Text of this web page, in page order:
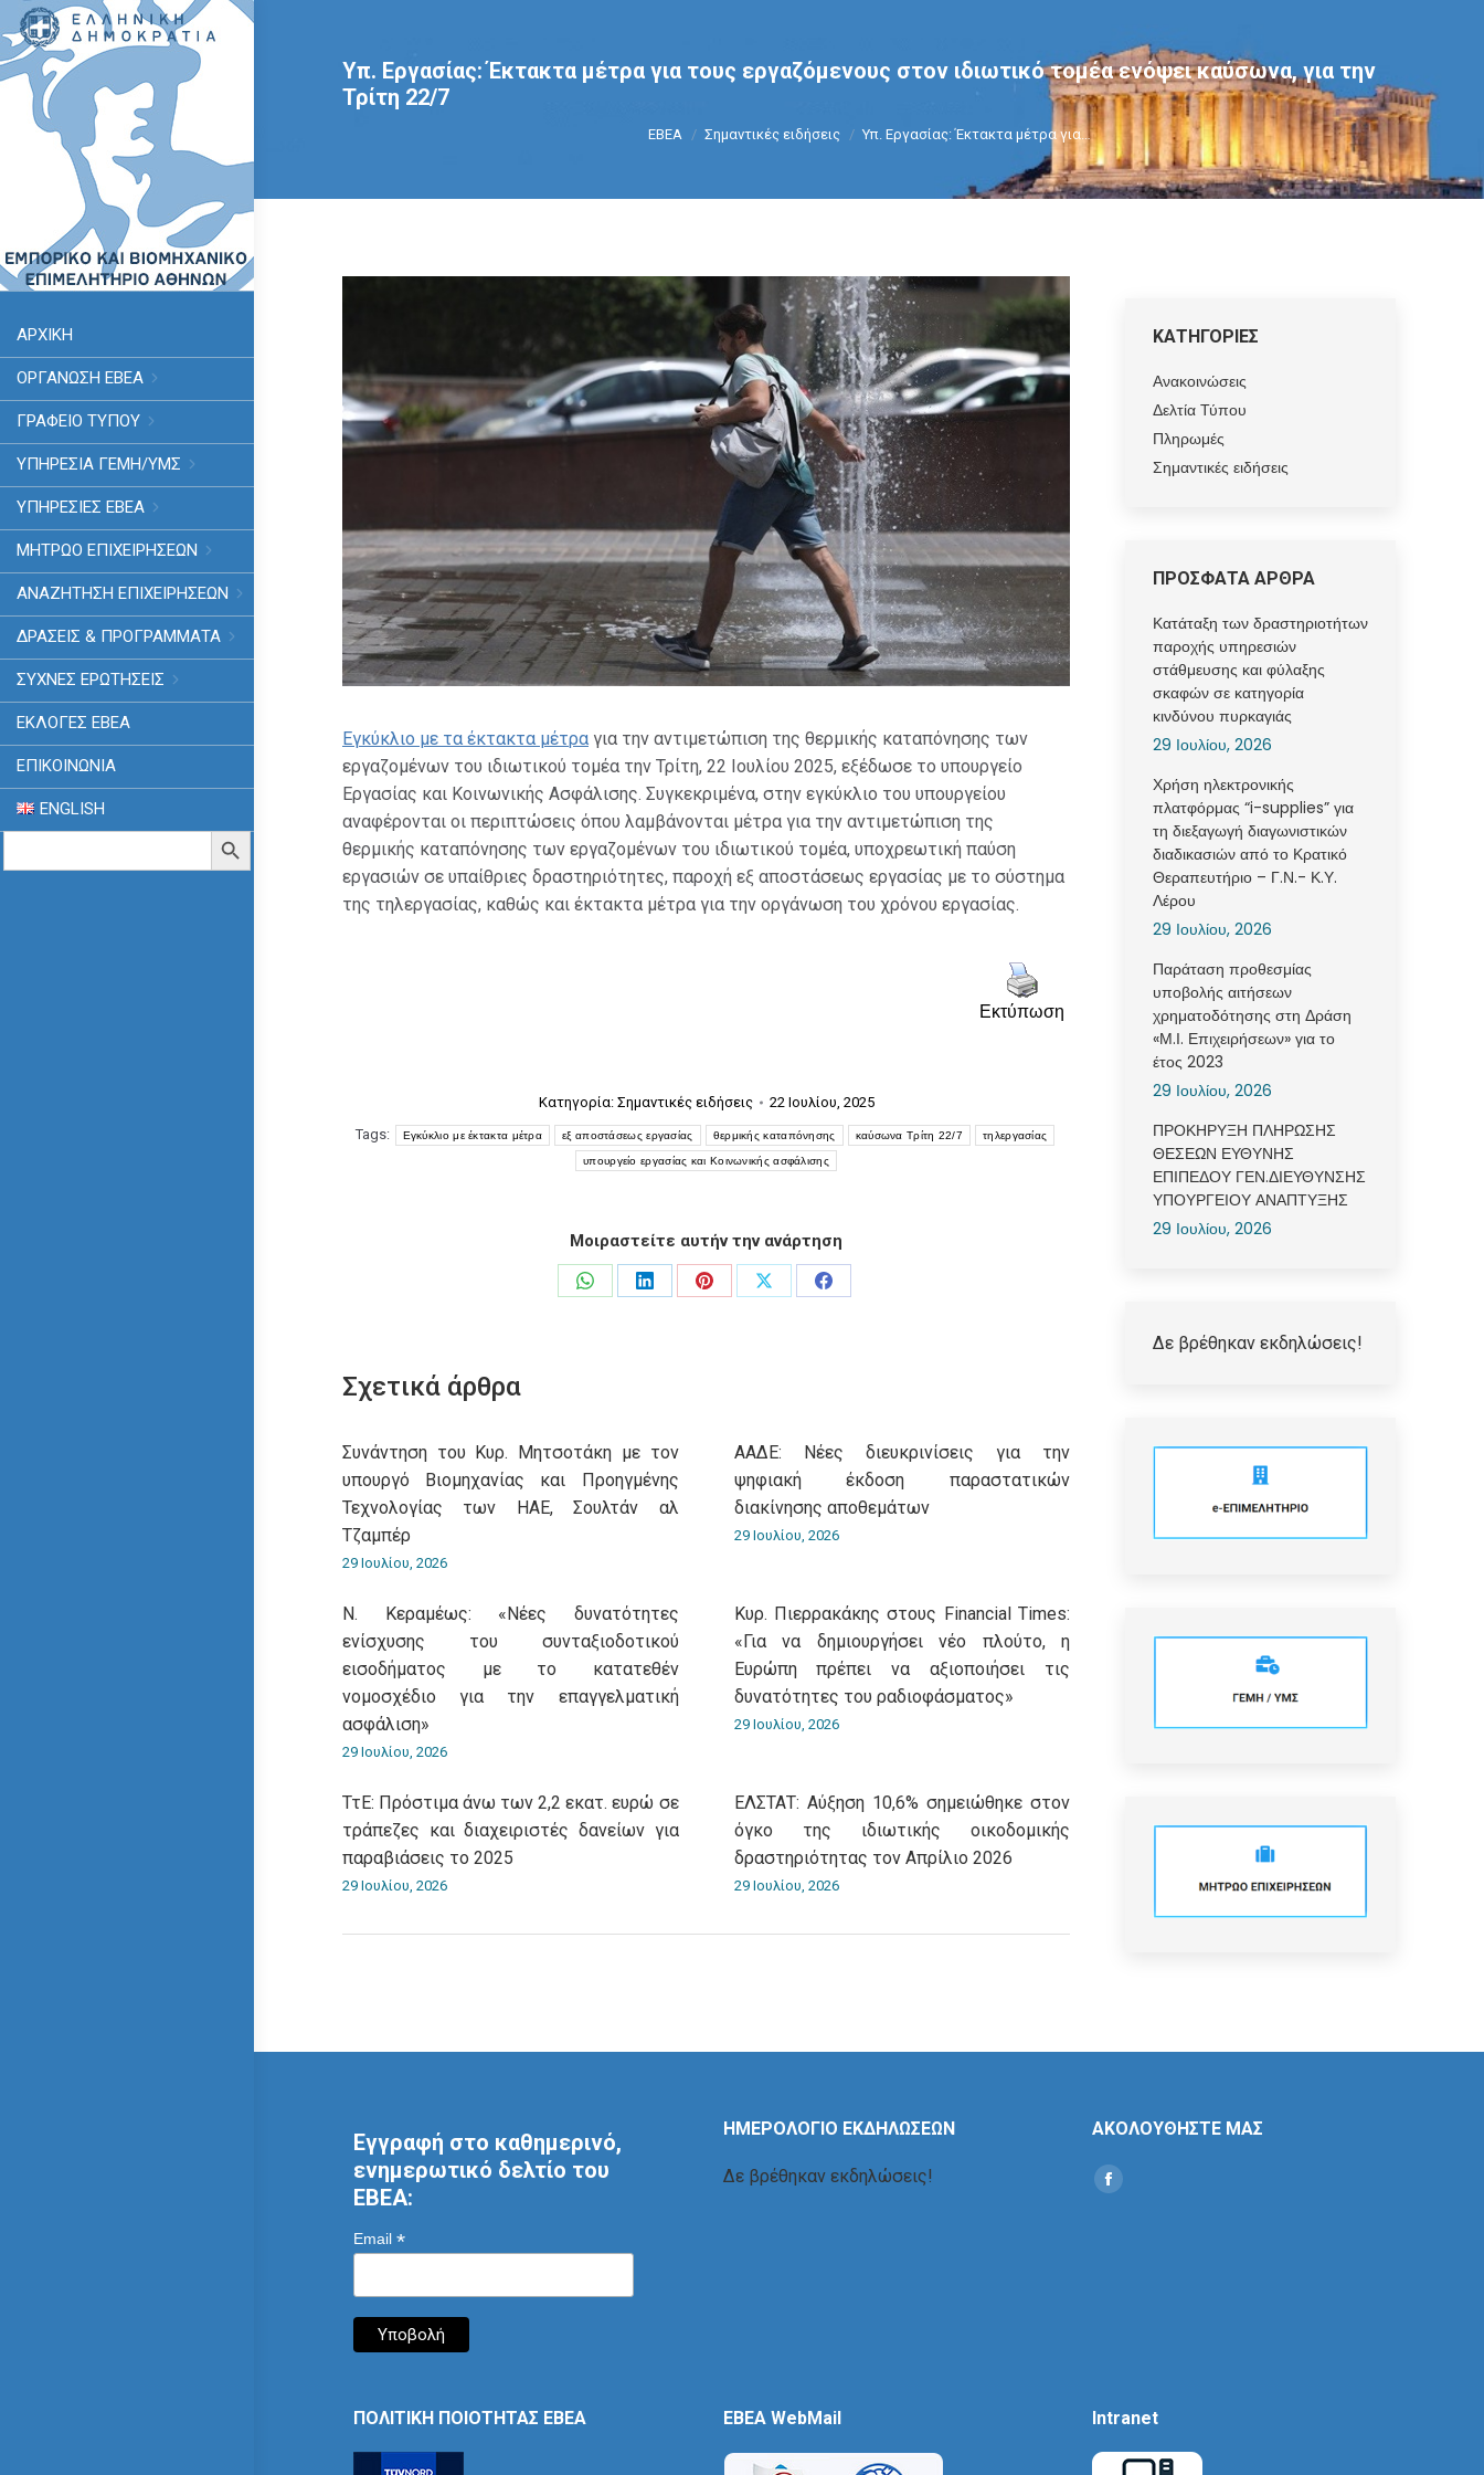
ΑΡΧΙΚΗ
ΟΡΓΑΝΩΣΗ ΕΒΕΑ
ΓΡΑΦΕΙΟ ΤΥΠΟΥ
ΥΠΗΡΕΣΊΑ ΓΕΜΗ/ΥΜΣ
ΥΠΗΡΕΣΙΕΣ ΕΒΕΑ
ΜΗΤΡΩΟ ΕΠΙΧΕΙΡΗΣΕΩΝ
ΑΝΑΖΗΤΗΣΗ ΕΠΙΧΕΙΡΗΣΕΩΝ
ΔΡΑΣΕΙΣ & ΠΡΟΓΡΑΜΜΑΤΑ
ΣΥΧΝΕΣ ΕΡΩΤΗΣΕΙΣ
ΕΚΛΟΓΈΣ ΕΒΕΑ
ΕΠΙΚΟΙΝΩΝΙΑ
ENGLISH
Search
Search Button
Υπ. Εργασίας: Έκτακτα μέτρα για τους εργαζόμενους στον ιδιωτικό τομέα ενόψει καύσωνα, για την
Τρίτη 22/7
You are here:
ΕΒΕΑ Σημαντικές ειδήσεις Υπ. Εργασίας: Έκτακτα μέτρα για…
Εγκύκλιο με τα έκτακτα μέτρα για την αντιμετώπιση της θερμικής καταπόνησης των
εργαζομένων του ιδιωτικού τομέα την Τρίτη, 22 Ιουλίου 2025, εξέδωσε το υπουργείο
Εργασίας και Κοινωνικής Ασφάλισης. Συγκεκριμένα, στην εγκύκλιο του υπουργείου
αναφέρονται οι περιπτώσεις όπου λαμβάνονται μέτρα για την αντιμετώπιση της
θερμικής καταπόνησης των εργαζομένων του ιδιωτικού τομέα, υποχρεωτική παύση
εργασιών σε υπαίθριες δραστηριότητες, παροχή εξ αποστάσεως εργασίας με το σύστημα
της τηλεργασίας, καθώς και έκτακτα μέτρα για την οργάνωση του χρόνου εργασίας.
Εκτύπωση
Κατηγορία: Σημαντικές ειδήσεις
22 Ιουλίου, 2025
Tags:
Εγκύκλιο με έκτακτα μέτρα εξ αποστάσεως εργασίας θερμικής καταπόνησης καύσωνα Τρίτη 22/7 τηλεργασίας
υπουργείο εργασίας και Κοινωνικής ασφάλισης
Μοιραστείτε αυτήν την ανάρτηση
Share
Share
Share
Share
Share
Σχετικά άρθρα
Συνάντηση του Κυρ. Μητσοτάκη με τον
υπουργό Βιομηχανίας και Προηγμένης
Τεχνολογίας των ΗΑΕ, Σουλτάν αλ
Τζαμπέρ
29 Ιουλίου, 2026
ΑΑΔΕ: Νέες διευκρινίσεις για την
ψηφιακή έκδοση παραστατικών
διακίνησης αποθεμάτων
29 Ιουλίου, 2026
Ν. Κεραμέως: «Νέες δυνατότητες
ενίσχυσης του συνταξιοδοτικού
εισοδήματος με το κατατεθέν
νομοσχέδιο για την επαγγελματική
ασφάλιση»
29 Ιουλίου, 2026
Κυρ. Πιερρακάκης στους Financial Times:
«Για να δημιουργήσει νέο πλούτο, η
Ευρώπη πρέπει να αξιοποιήσει τις
δυνατότητες του ραδιοφάσματος»
29 Ιουλίου, 2026
ΤτΕ: Πρόστιμα άνω των 2,2 εκατ. ευρώ σε
τράπεζες και διαχειριστές δανείων για
παραβιάσεις το 2025
29 Ιουλίου, 2026
ΕΛΣΤΑΤ: Αύξηση 10,6% σημειώθηκε στον
όγκο της ιδιωτικής οικοδομικής
δραστηριότητας τον Απρίλιο 2026
29 Ιουλίου, 2026
ΚΑΤΗΓΟΡΙΕΣ
Ανακοινώσεις
Δελτία Τύπου
Πληρωμές
Σημαντικές ειδήσεις
ΠΡΟΣΦΑΤΑ ΑΡΘΡΑ
Κατάταξη των δραστηριοτήτων
παροχής υπηρεσιών
στάθμευσης και φύλαξης
σκαφών σε κατηγορία
κινδύνου πυρκαγιάς
29 Ιουλίου, 2026
Χρήση ηλεκτρονικής
πλατφόρμας “i-supplies” για
τη διεξαγωγή διαγωνιστικών
διαδικασιών από το Κρατικό
Θεραπευτήριο – Γ.Ν.- Κ.Υ.
Λέρου
29 Ιουλίου, 2026
Παράταση προθεσμίας
υποβολής αιτήσεων
χρηματοδότησης στη Δράση
«Μ.Ι. Επιχειρήσεων» για το
έτος 2023
29 Ιουλίου, 2026
ΠΡΟΚΗΡΥΞΗ ΠΛΗΡΩΣΗΣ
ΘΕΣΕΩΝ ΕΥΘΥΝΗΣ
ΕΠΙΠΕΔΟΥ ΓΕΝ.ΔΙΕΥΘΥΝΣΗΣ
ΥΠΟΥΡΓΕΙΟΥ ΑΝΑΠΤΥΞΗΣ
29 Ιουλίου, 2026
Δε βρέθηκαν εκδηλώσεις!
Εγγραφή στο καθημερινό,
ενημερωτικό δελτίο του
ΕΒΕΑ:
Email *
ΗΜΕΡΟΛΟΓΙΟ ΕΚΔΗΛΩΣΕΩΝ
Δε βρέθηκαν εκδηλώσεις!
ΑΚΟΛΟΥΘΗΣΤΕ ΜΑΣ
Find us on:
Social
ΠΟΛΙΤΙΚΗ ΠΟΙΟΤΗΤΑΣ ΕΒΕΑ EBEA WebMail Intranet